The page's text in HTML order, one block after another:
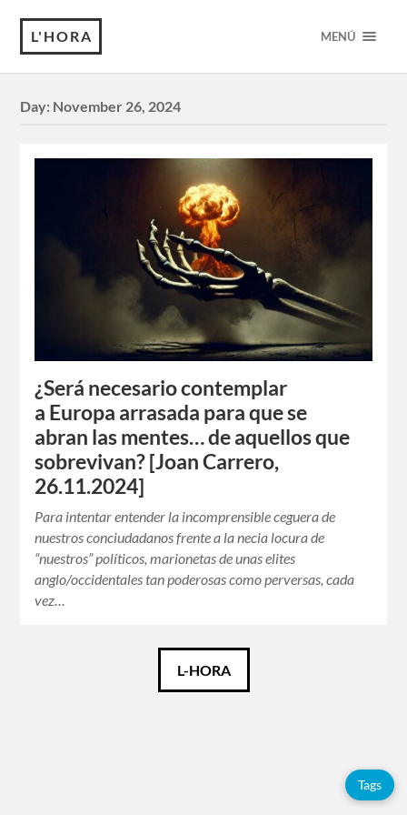
L'HORA MENÚ
Day: November 26, 2024
¿Será necesario contemplar
a Europa arrasada para que se
abran las mentes… de aquellos que
sobrevivan? [Joan Carrero,
26.11.2024]
Para intentar entender la incomprensible ceguera de
nuestros conciudadanos frente a la necia locura de
“nuestros” políticos, marionetas de unas elites
anglo/occidentales tan poderosas como perversas, cada
vez…
L-HORA
Tags